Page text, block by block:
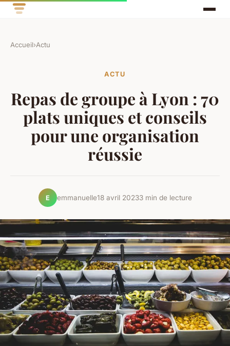
Accueil›Actu
ACTU
Repas de groupe à Lyon : 70
plats uniques et conseils
pour une organisation
réussie
E emmanuelle18 avril 20233 min de lecture